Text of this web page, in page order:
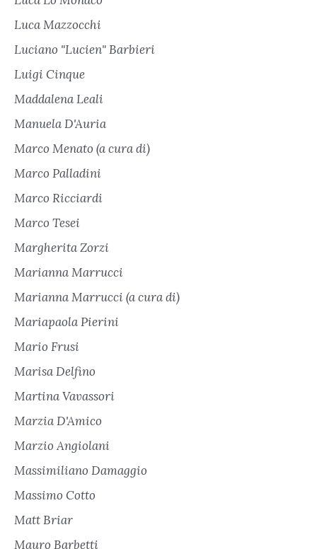
Luca Mazzocchi
Luciano "Lucien" Barbieri
Luigi Cinque
Maddalena Leali
Manuela D'Auria
Marco Menato (a cura di)
Marco Palladini
Marco Ricciardi
Marco Tesei
Margherita Zorzi
Marianna Marrucci
Marianna Marrucci (a cura di)
Mariapaola Pierini
Mario Frusi
Marisa Delfino
Martina Vavassori
Marzia D'Amico
Marzio Angiolani
Massimiliano Damaggio
Massimo Cotto
Matt Briar
Mauro Barbetti